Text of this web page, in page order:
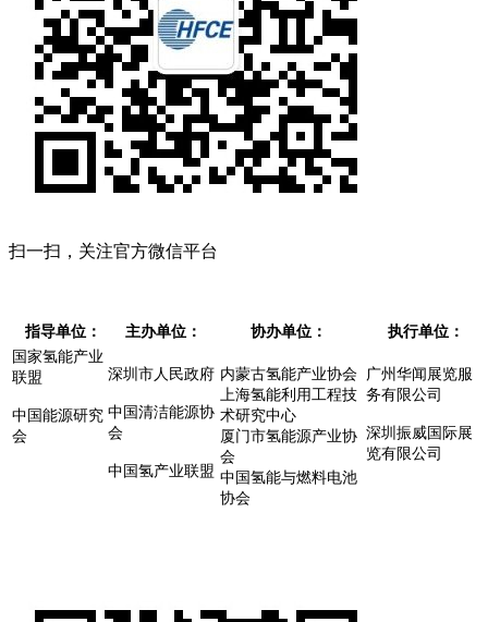
扫一扫，关注官方微信平台
指导单位： 主办单位： 协办单位：
执行单位：
国家氢能产业
联盟
中国能源研究
会
深圳市人民政府
中国清洁能源协
会
中国氢产业联盟
内蒙古氢能产业协会
上海氢能利用工程技
术研究中心
厦门市氢能源产业协
会
中国氢能与燃料电池
协会
广州华闻展览服
务有限公司
深圳振威国际展
览有限公司